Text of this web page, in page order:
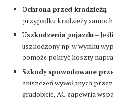
Ochrona przed kradzieżą
przypadku kradzieży
Uszkodzenia pojazdu–
uszkodzony np. w wyniku
pomoże pokryć koszty
Szkody spowodowane
zniszczeń wywołanych
gradobicie, AC zapewnia